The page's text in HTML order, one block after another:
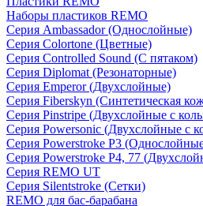
Наборы пластиков REMO
Серия Ambassador (Однослойные)
Серия Colortone (Цветные)
Серия Controlled Sound (С пятаком)
Серия Diplomat (Резонаторные)
Серия Emperor (Двухслойные)
Серия Fiberskyn (Синтетическая
Серия Pinstripe (Двухслойные с
Серия Powersonic (Двухслойные с
Серия Powerstroke P3
Серия Powerstroke P4, 77
Серия REMO UT
Серия Silentstroke (Сетки)
REMO для бас-барабана